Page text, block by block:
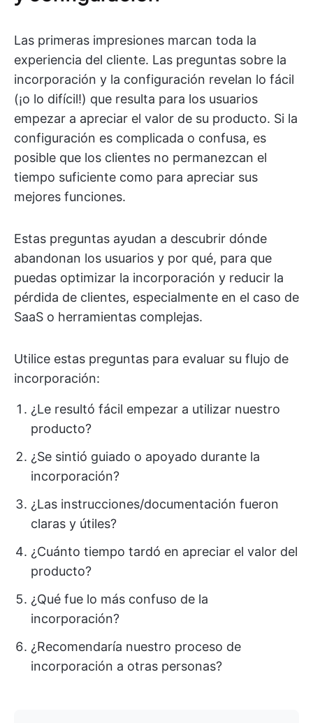
Las primeras impresiones marcan toda la
experiencia del cliente. Las preguntas sobre la
incorporación y la configuración revelan lo fácil
(¡o lo difícil!) que resulta para los usuarios
empezar a apreciar el valor de su producto. Si la
configuración es complicada o confusa, es
posible que los clientes no permanezcan el
tiempo suficiente como para apreciar sus
mejores funciones.
Estas preguntas ayudan a descubrir dónde
abandonan los usuarios y por qué, para que
puedas optimizar la incorporación y reducir la
pérdida de clientes, especialmente en el caso de
SaaS o herramientas complejas.
Utilice estas preguntas para evaluar su flujo de
incorporación:
¿Le resultó fácil empezar a utilizar nuestro
producto?
¿Se sintió guiado o apoyado durante la
incorporación?
¿Las instrucciones/documentación fueron
claras y útiles?
¿Cuánto tiempo tardó en apreciar el valor del
producto?
¿Qué fue lo más confuso de la
incorporación?
¿Recomendaría nuestro proceso de
incorporación a otras personas?